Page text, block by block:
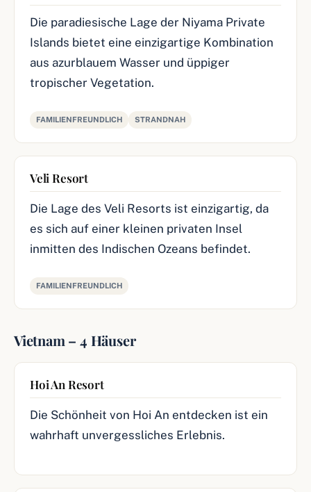
Die paradiesische Lage der Niyama Private
Islands bietet eine einzigartige Kombination
aus azurblauem Wasser und üppiger
tropischer Vegetation.
FAMILIENFREUNDLICH STRANDNAH
Veli Resort
Die Lage des Veli Resorts ist einzigartig, da
es sich auf einer kleinen privaten Insel
inmitten des Indischen Ozeans befindet.
FAMILIENFREUNDLICH
Vietnam – 4 Häuser
Hoi An Resort
Die Schönheit von Hoi An entdecken ist ein
wahrhaft unvergessliches Erlebnis.